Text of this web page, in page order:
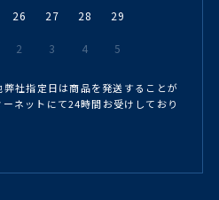
26 27 28 29
2 3 4 5
社指定日は商品を発送することが
ネットにて24時間お受けしており